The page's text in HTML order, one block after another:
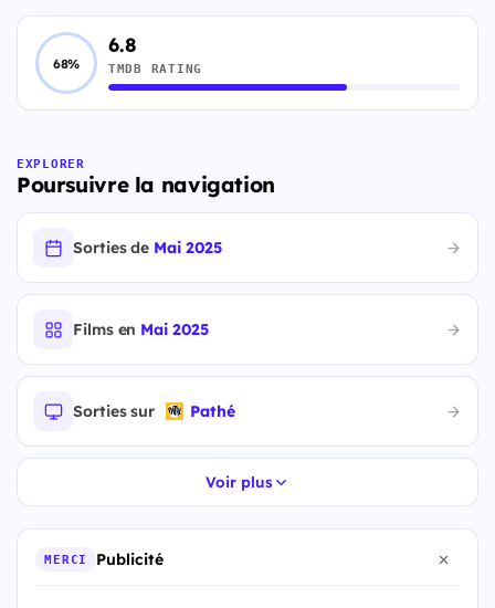
68%
6.8
TMDB RATING
EXPLORER
Poursuivre la navigation
Sorties de Mai 2025
Films en Mai 2025
Sorties sur Pathé
Voir plus
MERCI Publicité